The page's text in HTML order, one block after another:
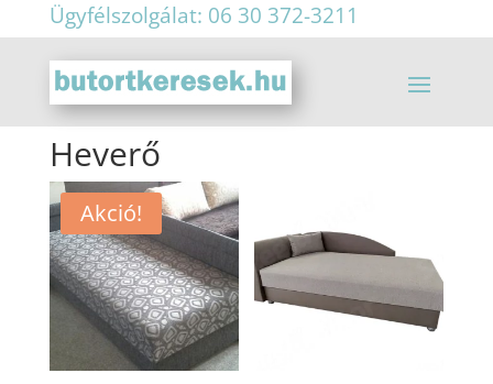
Ügyfélszolgálat: 06 30 372-3211
Heverő
Akció!